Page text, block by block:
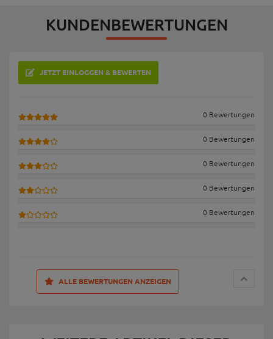
KUNDENBEWERTUNGEN
JETZT EINLOGGEN & BEWERTEN
0 Bewertungen
0 Bewertungen
0 Bewertungen
0 Bewertungen
0 Bewertungen
ALLE BEWERTUNGEN ANZEIGEN